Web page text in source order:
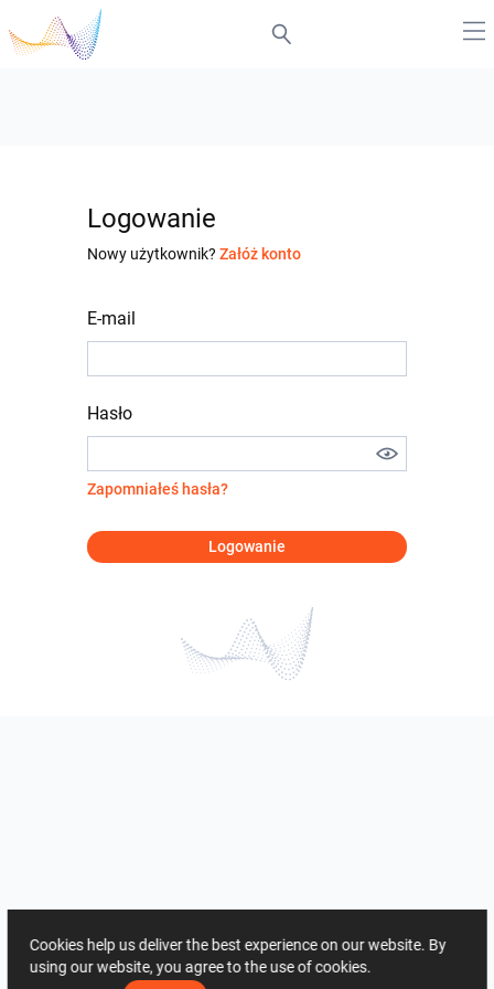
Logowanie
Nowy użytkownik? Załóż konto
E-mail
Hasło
Zapomniałeś hasła?
Logowanie
Cookies help us deliver the best experience on our website. By
using our website, you agree to the use of cookies.